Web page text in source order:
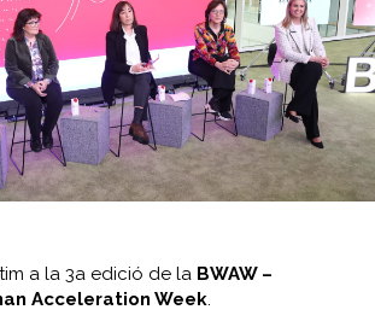
a la 3a edició de la BWAW –
Acceleration Week.